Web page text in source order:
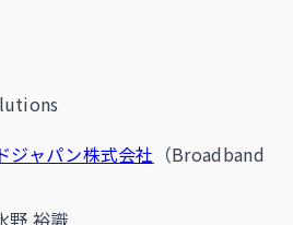
ジャパン株式会社 （Broadband
裕識